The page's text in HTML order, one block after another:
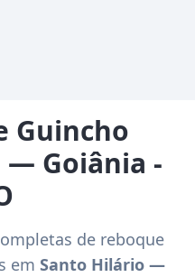
Guincho
— Goiânia -
de reboque
em Santo Hilário —